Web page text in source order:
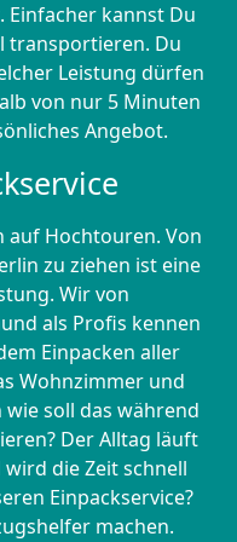
kannst Du
transportieren. Du
Leistung dürfen
von nur 5 Minuten
Angebot.
auf Hochtouren. Von
zu ziehen ist eine
Wir von
als Profis kennen
Einpacken aller
Wohnzimmer und
wie soll das während
Der Alltag läuft
die Zeit schnell
Einpackservice?
machen.